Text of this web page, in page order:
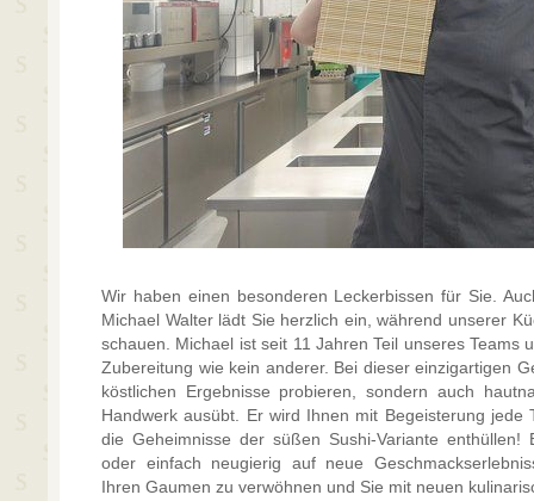
Wir haben einen besonderen Leckerbissen für Sie.
Michael Walter lädt Sie herzlich ein, während unserer
schauen. Michael ist seit 11 Jahren Teil unseres Teams
Zubereitung wie kein anderer. Bei dieser einzigartigen
köstlichen Ergebnisse probieren, sondern auch
Handwerk ausübt. Er wird Ihnen mit Begeisterung jede
die Geheimnisse der süßen Sushi-Variante enthüllen!
oder einfach neugierig auf neue
Ihren Gaumen zu verwöhnen und Sie mit neuen